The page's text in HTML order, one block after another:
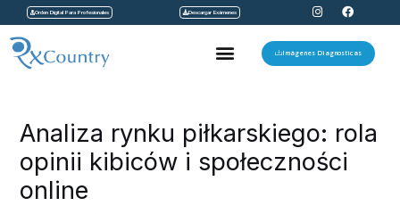
contenido
Orden Digital Para Profesionales Descargar Exámenes
I
n
s
t
a
F
a
c
e
b
Menu Imágenes Diagnosticas
Analiza rynku piłkarskiego: rola
opinii kibiców i społeczności
online
entradas